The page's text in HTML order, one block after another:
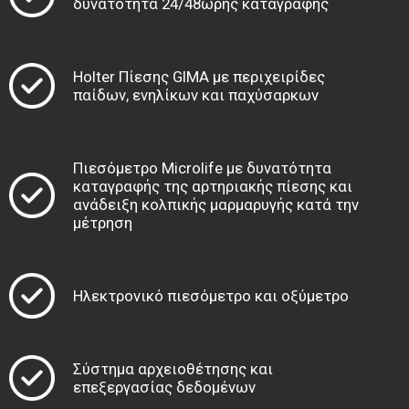
δυνατότητα 24/48ωρης καταγραφής
Holter Πίεσης GIMA με περιχειρίδες
παίδων, ενηλίκων και παχύσαρκων
Πιεσόμετρο Microlife με δυνατότητα
καταγραφής της αρτηριακής πίεσης και
ανάδειξη κολπικής μαρμαρυγής κατά την
μέτρηση
Ηλεκτρονικό πιεσόμετρο και οξύμετρο
Σύστημα αρχειοθέτησης και
επεξεργασίας δεδομένων